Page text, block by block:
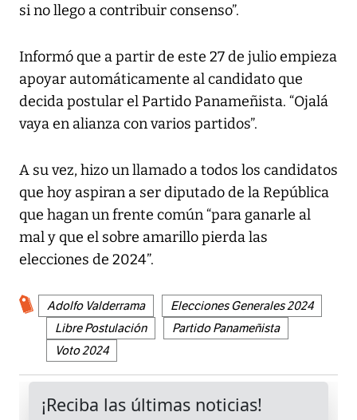
si no llego a contribuir consenso”.
Informó que a partir de este 27 de julio empieza
apoyar automáticamente al candidato que
decida postular el Partido Panameñista. “Ojalá
vaya en alianza con varios partidos”.
A su vez, hizo un llamado a todos los candidatos
que hoy aspiran a ser diputado de la República
que hagan un frente común “para ganarle al
mal y que el sobre amarillo pierda las
elecciones de 2024”.
Adolfo Valderrama
Elecciones Generales 2024
Libre Postulación
Partido Panameñista
Voto 2024